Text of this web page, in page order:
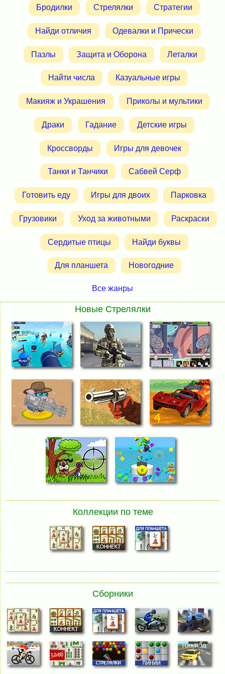
Бродилки Стрелялки Стратегии
Найди отличия Одевалки и Прически
Пазлы Защита и Оборона Леталки
Найти числа Казуальные игры
Макияж и Украшения Приколы и мультики
Драки Гадание Детские игры
Кроссворды Игры для девочек
Танки и Танчики Сабвей Серф
Готовить еду Игры для двоих Парковка
Грузовики Уход за животными Раскраски
Сердитые птицы Найди буквы
Для планшета Новогодние
Все жанры
Новые Стрелялки
Коллекции по теме
Сборники